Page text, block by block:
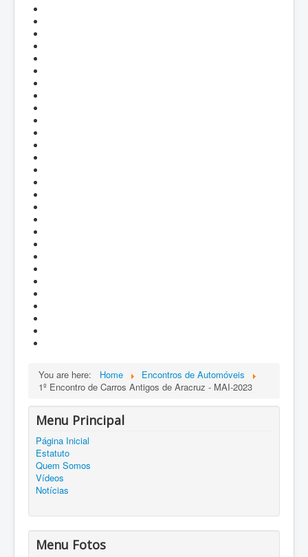
You are here: Home
Encontros de Automóveis
1º Encontro de Carros Antigos de Aracruz - MAI-2023
Menu Principal
Página Inicial
Estatuto
Quem Somos
Vídeos
Notícias
Menu Fotos